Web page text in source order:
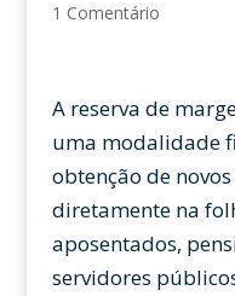
1 Comentário
A reserva de
uma modalidade
obtenção de
diretamente na
aposentados,
servidores